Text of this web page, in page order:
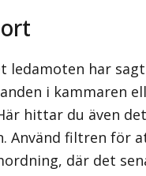
ledamoten har
i kammaren
hittar du även
Använd filtren för
där det